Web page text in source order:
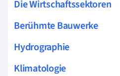
Die Wirtschaftssektoren
Berühmte Bauwerke
Hydrographie
Klimatologie